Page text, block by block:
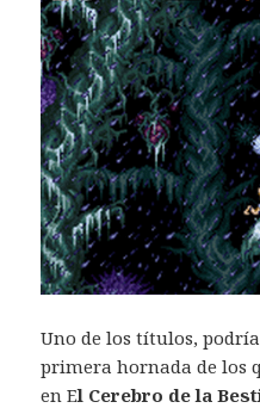
Uno de los títulos,
primera hornada de los
en El Cerebro de la